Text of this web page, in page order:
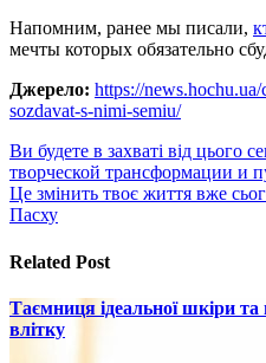
Напомним, ранее мы писали,
мечты которых обязательно
Джерело: https://
sozdavat-s-nimi-semiu/
Навигация
по
записям
Ви будете в захваті від
творческой трансформации и
Це змінить твоє життя вже
Пасху
Related Post
Таємниця ідеальної шкіри
влітку